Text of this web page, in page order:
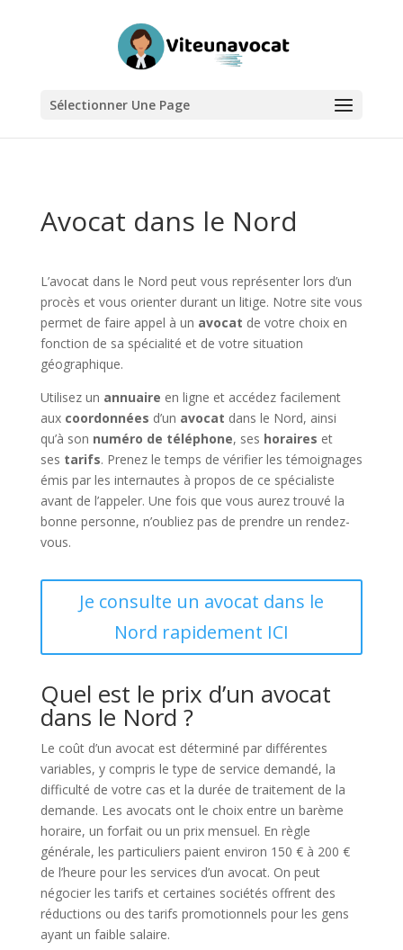
Sélectionner Une Page
Avocat dans le Nord
L’avocat dans le Nord peut vous représenter lors d’un
procès et vous orienter durant un litige. Notre site vous
permet de faire appel à un avocat de votre choix en
fonction de sa spécialité et de votre situation
géographique.
Utilisez un annuaire en ligne et accédez facilement
aux coordonnées d’un avocat dans le Nord, ainsi
qu’à son numéro de téléphone, ses horaires et
ses tarifs. Prenez le temps de vérifier les témoignages
émis par les internautes à propos de ce spécialiste
avant de l’appeler. Une fois que vous aurez trouvé la
bonne personne, n’oubliez pas de prendre un rendez-
vous.
Je consulte un avocat dans le
Nord rapidement ICI
Quel est le prix d’un avocat
dans le Nord ?
Le coût d’un avocat est déterminé par différentes
variables, y compris le type de service demandé, la
difficulté de votre cas et la durée de traitement de la
demande. Les avocats ont le choix entre un barème
horaire, un forfait ou un prix mensuel. En règle
générale, les particuliers paient environ 150 € à 200 €
de l’heure pour les services d’un avocat. On peut
négocier les tarifs et certaines sociétés offrent des
réductions ou des tarifs promotionnels pour les gens
ayant un faible salaire.